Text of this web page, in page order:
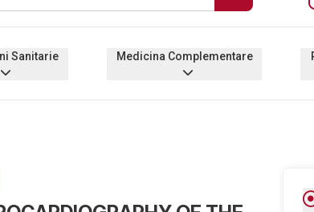
Medicina Complementare